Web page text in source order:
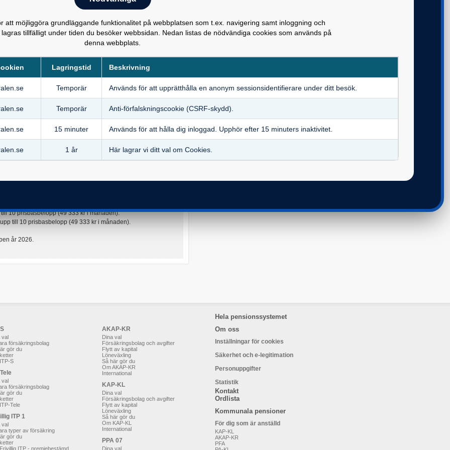
att möjliggöra grundläggande funktionalitet på webbplatsen som t.ex. navigering samt inloggning och
tillfälligt under tiden du besöker webbsidan. Nedan listas de nödvändiga cookies som används på
denna webbplats.
Lagringstid Beskrivning
Temporär Används för att upprätthålla en anonym sessionsidentifierare under ditt besök.
Temporär Anti‑förfalskningscookie (CSRF-skydd).
15 minuter Används för att hålla dig inloggad. Upphör efter 15 minuters inaktivitet.
1 år Här lagrar vi ditt val om Cookies.
av skillnaden mellan särskild löneskatt och
i vilken försäkring den kommer att placeras.
än via Valcentralen. Om du har en annan lösning för
när du loggar in, t.ex. vi visar inte den löneväxling som din
presenteras hos det valda bolaget.
betalar för pensionspremier är lägre än arbetsgivaravgiften
bruttolön med 1 000 kr och få 1 060 kr inbetalda till din
något extra.
du din inkomst, vilket påverkar den sjukpension som ingår i
10 prisbasbelopp (49 333 kr i månaden).
till 10 prisbasbelopp (49 333 kr i månaden).
år 2026.
val
försäkringsbolag
gör du
S
val
försäkringsbolag
gör du
Tele
ITP 1
val
typer av försäkring
gör du
ITP - premiebestämd
AKAP-KR
Dina val
Försäkringsbolag och avgifter
Flytt av kapital
Löneväxling
Så här gör du
Om AKAP-KR
International
KAP-KL
Dina val
Försäkringsbolag och avgifter
Flytt av kapital
Löneväxling
Så här gör du
Om KAP-KL
International
PPA 07
Dina val
Hela pensionssystemet
Om oss
Inställningar för cookies
Säkerhet och e-legitimation
Personuppgifter
Statistik
Kontakt
Ordlista
Kommunala pensioner
För dig som är anställd
KAP-KL
AKAP-KR
PFA